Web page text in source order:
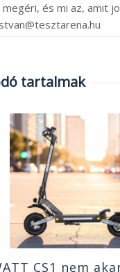
és mi az, amit
tartalmak
CS1 nem